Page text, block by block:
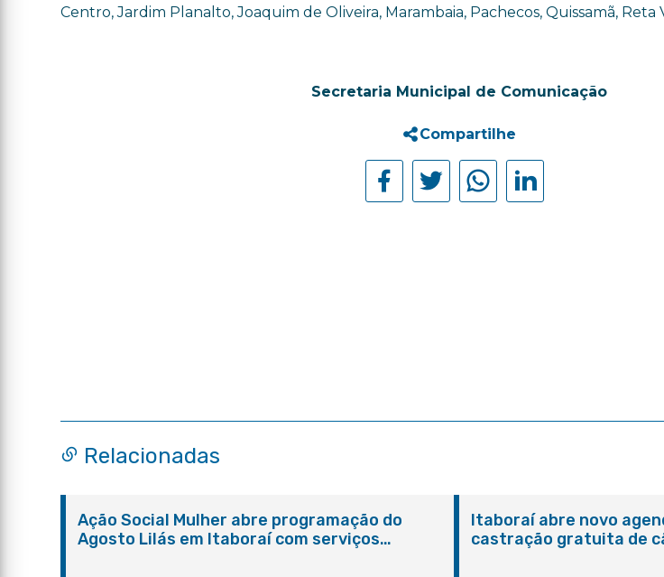
Centro, Jardim Planalto, Joaquim de Oliveira, Marambaia, Pachecos, Quissamã, Reta
Secretaria Municipal de Comunicação
Compartilhe
Relacionadas
Ação Social Mulher abre programação do
Agosto Lilás em Itaboraí com serviços
Itaboraí abre novo
castração gratuita de